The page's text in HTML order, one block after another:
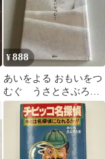
¥888
あいをよる おもいをつ
むぐ うさとさぶろう
著